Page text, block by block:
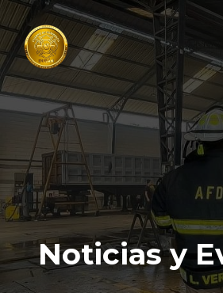
Noticias y